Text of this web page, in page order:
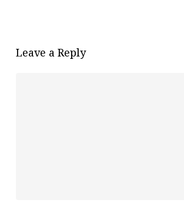
Leave a Reply